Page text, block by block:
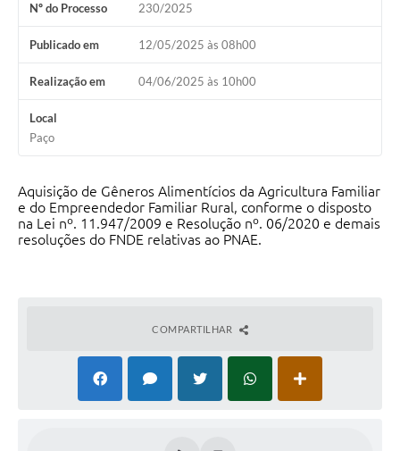
Nº do Processo 230/2025
Publicado em 12/05/2025 às 08h00
Realização em 04/06/2025 às 10h00
Local
Paço
Aquisição de Gêneros Alimentícios da Agricultura Familiar
e do Empreendedor Familiar Rural, conforme o disposto
na Lei nº. 11.947/2009 e Resolução nº. 06/2020 e demais
resoluções do FNDE relativas ao PNAE.
COMPARTILHAR